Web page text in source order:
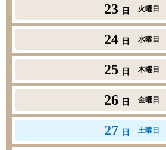
23 日 火曜日
24 日 水曜日
25 日 木曜日
26 日 金曜日
27 日 土曜日